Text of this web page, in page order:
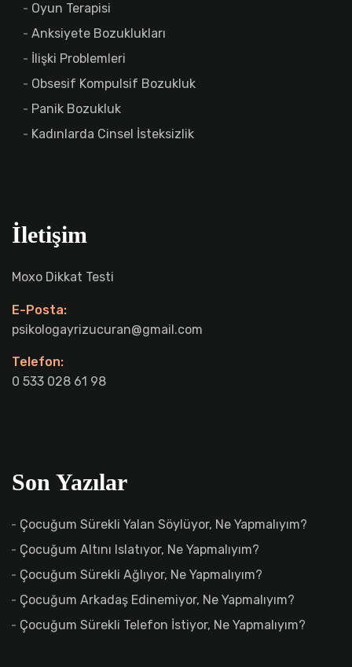
Oyun Terapisi
Anksiyete Bozuklukları
İlişki Problemleri
Obsesif Kompulsif Bozukluk
Panik Bozukluk
Kadınlarda Cinsel İsteksizlik
İletişim
Moxo Dikkat Testi
E-Posta:
psikologayrizucuran@gmail.com
Telefon:
0 533 028 61 98
Son Yazılar
Çocuğum Sürekli Yalan Söylüyor, Ne Yapmalıyım?
Çocuğum Altını Islatıyor, Ne Yapmalıyım?
Çocuğum Sürekli Ağlıyor, Ne Yapmalıyım?
Çocuğum Arkadaş Edinemiyor, Ne Yapmalıyım?
Çocuğum Sürekli Telefon İstiyor, Ne Yapmalıyım?